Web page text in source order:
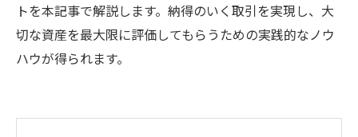
トを本記事で解説します。納得のいく取引を実現し、大
切な資産を最大限に評価してもらうための実践的なノウ
ハウが得られます。